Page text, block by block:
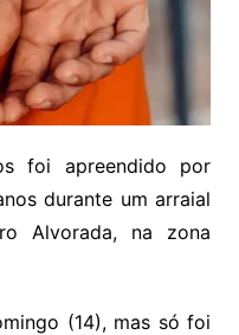
foi apreendido por
durante um arraial
Alvorada, na zona
(14), mas só foi